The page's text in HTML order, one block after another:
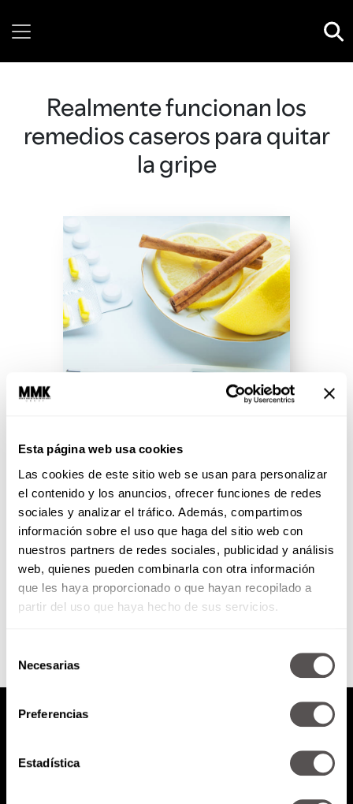
Esta página web usa cookies
Las cookies de este sitio web se usan para personalizar
el contenido y los anuncios, ofrecer funciones de redes
sociales y analizar el tráfico. Además, compartimos
información sobre el uso que haga del sitio web con
nuestros partners de redes sociales, publicidad y análisis
web, quienes pueden combinarla con otra información
que les haya proporcionado o que hayan recopilado a
partir del uso que haya hecho de sus servicios.
consentimiento
Necesarias
Preferencias
Estadística
Realmente funcionan los
remedios caseros para quitar
la gripe
Remedios contra las gripes:
¿yay or nay?
Les decimos qué onda con los
remedios más famosos vs las
gripes: la naranja, el ajo, la miel
con limón...
SEGUIR LEYENDO